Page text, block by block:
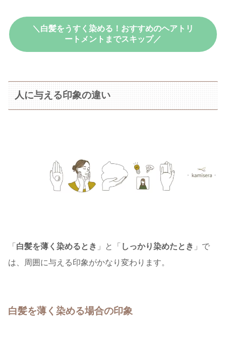
＼白髪をうすく染める！おすすめのヘアトリ
ートメントまでスキップ／
人に与える印象の違い
「 白髪を薄く染めるとき 」と「 しっかり染めたとき 」で
は、周囲に与える印象がかなり変わります。
白髪を薄く染める場合の印象